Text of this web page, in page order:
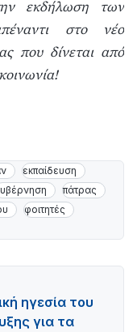
εκδήλωση των
στο νέο
που δίνεται από
εκπαίδευση
πάτρας
φοιτητές
ηγεσία του
για τα